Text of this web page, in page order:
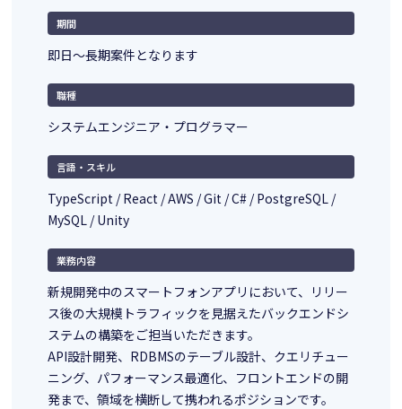
期間
即日～長期案件となります
職種
システムエンジニア・プログラマー
言語・スキル
TypeScript / React / AWS / Git / C# / PostgreSQL /
MySQL / Unity
業務内容
新規開発中のスマートフォンアプリにおいて、リリー
ス後の大規模トラフィックを見据えたバックエンドシ
ステムの構築をご担当いただきます。
API設計開発、RDBMSのテーブル設計、クエリチュー
ニング、パフォーマンス最適化、フロントエンドの開
発まで、領域を横断して携われるポジションです。